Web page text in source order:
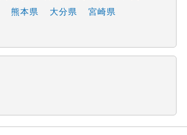
熊本県
大分県 宮崎県